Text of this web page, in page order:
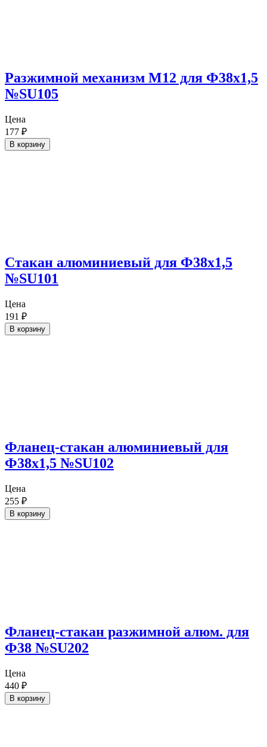
Разжимной механизм М12 для Ф38х1,5
№SU105
Цена
177 ₽
В корзину
Cтакан алюминиевый для Ф38х1,5
№SU101
Цена
191 ₽
В корзину
Фланец-стакан алюминиевый для
Ф38х1,5 №SU102
Цена
255 ₽
В корзину
Фланец-стакан разжимной алюм. для
Ф38 №SU202
Цена
440 ₽
В корзину